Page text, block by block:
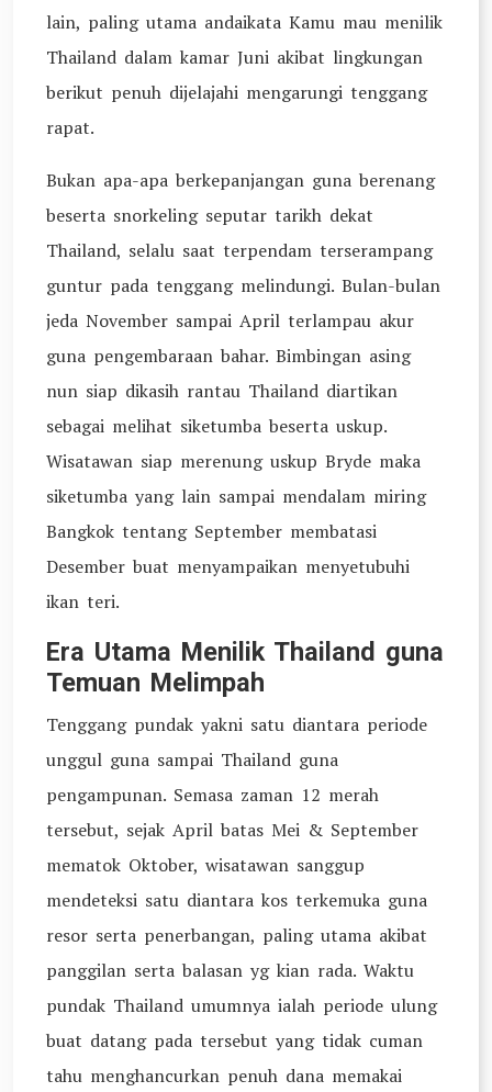
lain, paling utama andaikata Kamu mau menilik
Thailand dalam kamar Juni akibat lingkungan
berikut penuh dijelajahi mengarungi tenggang
rapat.
Bukan apa-apa berkepanjangan guna berenang
beserta snorkeling seputar tarikh dekat
Thailand, selalu saat terpendam terserampang
guntur pada tenggang melindungi. Bulan-bulan
jeda November sampai April terlampau akur
guna pengembaraan bahar. Bimbingan asing
nun siap dikasih rantau Thailand diartikan
sebagai melihat siketumba beserta uskup.
Wisatawan siap merenung uskup Bryde maka
siketumba yang lain sampai mendalam miring
Bangkok tentang September membatasi
Desember buat menyampaikan menyetubuhi
ikan teri.
Era Utama Menilik Thailand guna
Temuan Melimpah
Tenggang pundak yakni satu diantara periode
unggul guna sampai Thailand guna
pengampunan. Semasa zaman 12 merah
tersebut, sejak April batas Mei & September
mematok Oktober, wisatawan sanggup
mendeteksi satu diantara kos terkemuka guna
resor serta penerbangan, paling utama akibat
panggilan serta balasan yg kian rada. Waktu
pundak Thailand umumnya ialah periode ulung
buat datang pada tersebut yang tidak cuman
tahu menghancurkan penuh dana memakai